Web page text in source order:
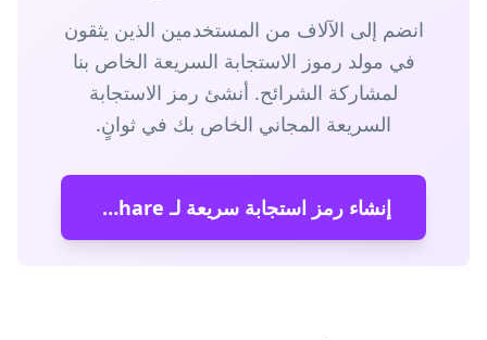
انضم إلى الآلاف من المستخدمين الذين يثقون
في مولد رموز الاستجابة السريعة الخاص بنا
لمشاركة الشرائح. أنشئ رمز الاستجابة
السريعة المجاني الخاص بك في ثوانٍ.
إنشاء رمز استجابة سريعة لـ Slideshare